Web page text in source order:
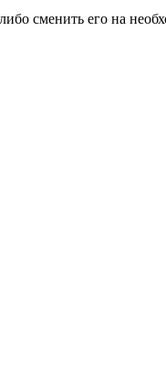
сменить его на